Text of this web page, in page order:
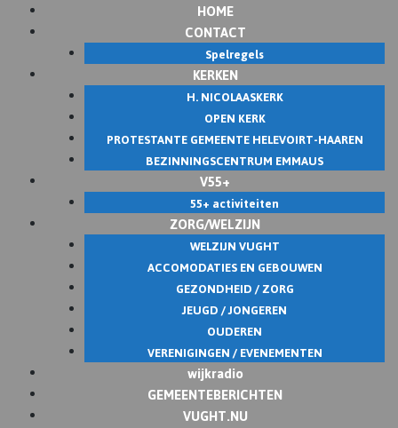
HOME
CONTACT
Spelregels
KERKEN
H. NICOLAASKERK
OPEN KERK
PROTESTANTE GEMEENTE HELEVOIRT-HAAREN
BEZINNINGSCENTRUM EMMAUS
V55+
55+ activiteiten
ZORG/WELZIJN
WELZIJN VUGHT
ACCOMODATIES EN GEBOUWEN
GEZONDHEID / ZORG
JEUGD / JONGEREN
OUDEREN
VERENIGINGEN / EVENEMENTEN
wijkradio
GEMEENTEBERICHTEN
VUGHT.NU